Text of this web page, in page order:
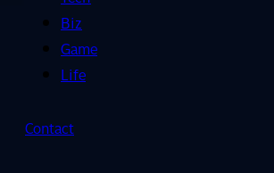
Biz
Game
Life
Contact